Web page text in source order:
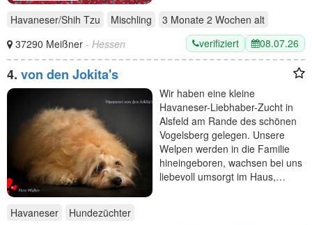
Havaneser/Shih Tzu Mischling 3 Monate 2 Wochen alt
37290 Meißner - Hessen verifiziert 08.07.26
4. von den Jokita's
Wir haben eine kleine
Havaneser-Liebhaber-Zucht in
Alsfeld am Rande des schönen
Vogelsberg gelegen. Unsere
Welpen werden in die Familie
hineingeboren, wachsen bei uns
liebevoll umsorgt im Haus,…
Havaneser
Hundezüchter